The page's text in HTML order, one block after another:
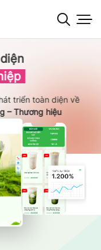
triển toàn diện về
– Thương hiệu